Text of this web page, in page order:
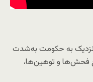
نزدیک به حکومت به‌شدت
فحش‌ها و توهین‌ها،